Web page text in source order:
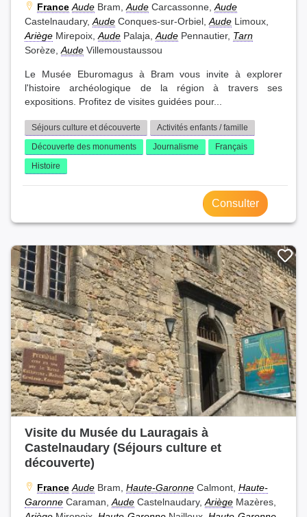
France Aude Bram, Aude Carcassonne, Aude
Castelnaudary, Aude Conques-sur-Orbiel, Aude Limoux,
Ariège Mirepoix, Aude Palaja, Aude Pennautier, Tarn
Sorèze, Aude Villemoustaussou
Le Musée Eburomagus à Bram vous invite à explorer
l'histoire archéologique de la région à travers ses
expositions. Profitez de visites guidées pour...
Séjours culture et découverte
Activités enfants / famille
Découverte des monuments
Journalisme
Français
Histoire
Consulter
Visite du Musée du Lauragais à
Castelnaudary (Séjours culture et
découverte)
France Aude Bram, Haute-Garonne Calmont, Haute-
Garonne Caraman,Aude Castelnaudary,Ariège Mazères,